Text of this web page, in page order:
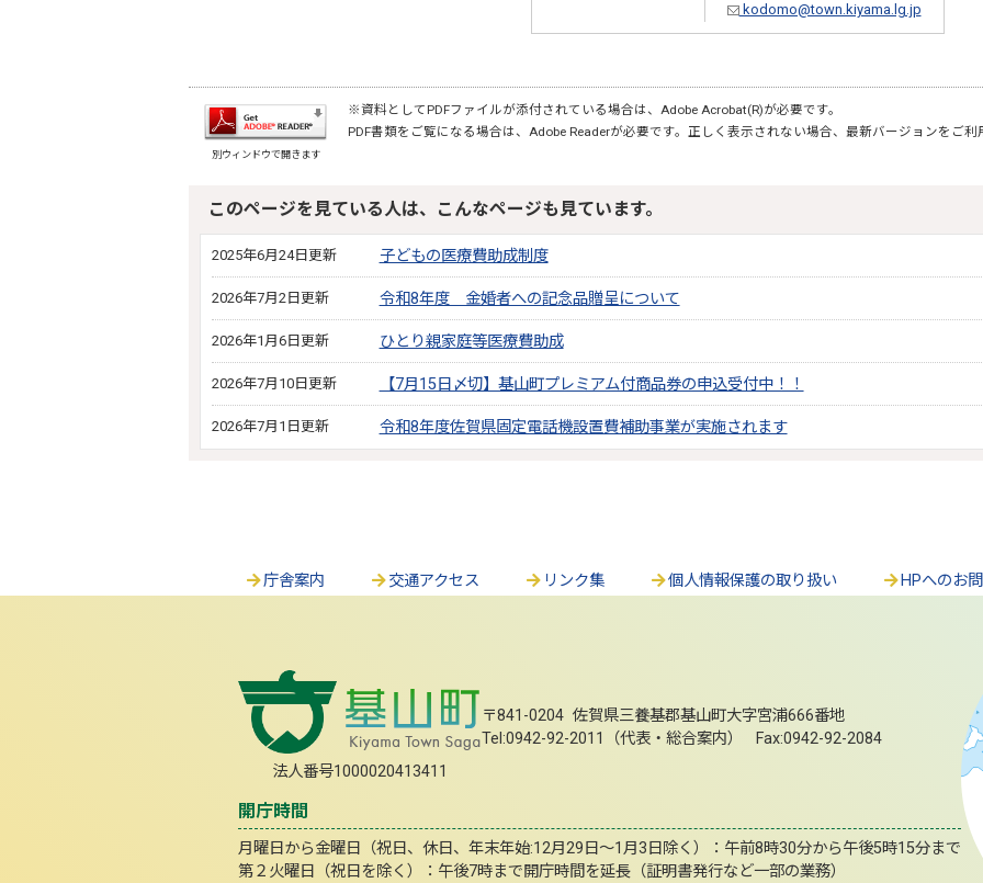
kodomo@town.kiyama.lg.jp
別ウィンドウで開きます
※資料としてPDFファイルが添付されている場合は、Adobe Acrobat(R)が必要です。
PDF書類をご覧になる場合は、Adobe Readerが必要です。正しく表示されない場合、最新バージョンをご利
このページを見ている人は、こんなページも見ています。
2025年6月24日更新 子どもの医療費助成制度
2026年7月2日更新 令和8年度 金婚者への記念品贈呈について
2026年1月6日更新 ひとり親家庭等医療費助成
2026年7月10日更新 【7月15日〆切】基山町プレミアム付商品券の申込受付中！！
2026年7月1日更新 令和8年度佐賀県固定電話機設置費補助事業が実施されます
庁舎案内 交通アクセス リンク集 個人情報保護の取り扱い HPへのお
法人番号1000020413411
〒841-0204 佐賀県三養基郡基山町大字宮浦666番地
Tel:0942-92-2011（代表・総合案内） Fax:0942-92-2084
開庁時間
月曜日から金曜日（祝日、休日、年末年始:12月29日～1月3日除く）：午前8時30分から午後5時15分まで
第２火曜日（祝日を除く）：午後7時まで開庁時間を延長（証明書発行など一部の業務）